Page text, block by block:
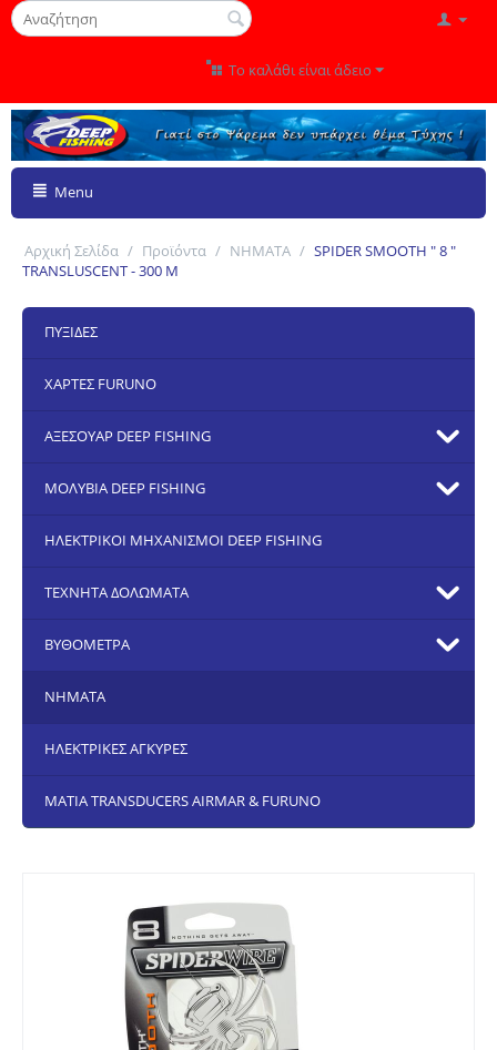
Το καλάθι είναι άδειο
Menu
Αρχική Σελίδα / Προϊόντα / ΝΗΜΑΤΑ / SPIDER SMOOTH " 8 "
TRANSLUSCENT - 300 M
ΠΥΞΙΔΕΣ
ΧΑΡΤΕΣ FURUNO
ΑΞΕΣΟΥΑΡ DEEP FISHING
ΜΟΛΥΒΙΑ DEEP FISHING
ΗΛΕΚΤΡΙΚΟΙ ΜΗΧΑΝΙΣΜΟΙ DEEP FISHING
ΤΕΧΝΗΤΑ ΔΟΛΩΜΑΤΑ
ΒΥΘΟΜΕΤΡΑ
ΝΗΜΑΤΑ
ΗΛΕΚΤΡΙΚΕΣ ΑΓΚΥΡΕΣ
ΜΑΤΙΑ TRANSDUCERS AIRMAR & FURUNO